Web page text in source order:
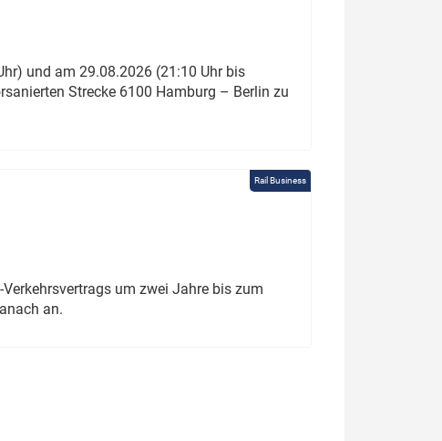
und am 29.08.2026 (21:10 Uhr bis
Strecke 6100 Hamburg – Berlin zu
Rail Business
um zwei Jahre bis zum
an.